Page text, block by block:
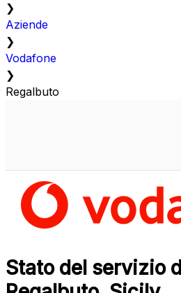
❯
Aziende
❯
Vodafone
❯
Regalbuto
Stato del servizio